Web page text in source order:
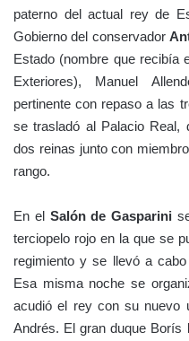
paterno del actual rey de
Gobierno del conservador
Estado (nombre que recibía
Exteriores), Manuel
pertinente con repaso a las
se trasladó al Palacio Real,
dos reinas junto con
rango.
En el Salón de Gasparini
terciopelo rojo en la que se
regimiento y se llevó a cabo
Esa misma noche se
acudió el rey con su nuevo
Andrés. El gran duque Borís